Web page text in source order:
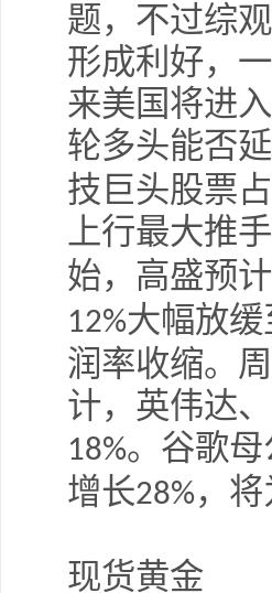
题，不过综
形成利好，
来美国将进
轮多头能否
技巨头股票
上行最大推
始，高盛预
12%大幅放缓
润率收缩。
计，英伟达
18%。谷歌母
增长28%，
现货黄金